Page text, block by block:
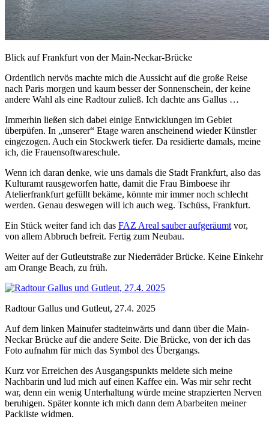
Blick auf Frankfurt von der Main-Neckar-Brücke
Ordentlich nervös machte mich die Aussicht auf die große Reise
nach Paris morgen und kaum besser der Sonnenschein, der keine
andere Wahl als eine Radtour zuließ. Ich dachte ans Gallus …
Immerhin ließen sich dabei einige Entwicklungen im Gebiet
überpüfen. In „unserer“ Etage waren anscheinend wieder Künstler
eingezogen. Auch ein Stockwerk tiefer. Da residierte damals, meine
ich, die Frauensoftwareschule.
Wenn ich daran denke, wie uns damals die Stadt Frankfurt, also das
Kulturamt rausgeworfen hatte, damit die Frau Bimboese ihr
Atelierfrankfurt gefüllt bekäme, könnte mir immer noch schlecht
werden. Genau deswegen will ich auch weg. Tschüss, Frankfurt.
Ein Stück weiter fand ich das FAZ Areal sauber aufgeräumt vor,
von allem Abbruch befreit. Fertig zum Neubau.
Weiter auf der Gutleutstraße zur Niederräder Brücke. Keine Einkehr
am Orange Beach, zu früh.
Radtour Gallus und Gutleut, 27.4. 2025
Auf dem linken Mainufer stadteinwärts und dann über die Main-
Neckar Brücke auf die andere Seite. Die Brücke, von der ich das
Foto aufnahm für mich das Symbol des Übergangs.
Kurz vor Erreichen des Ausgangspunkts meldete sich meine
Nachbarin und lud mich auf einen Kaffee ein. Was mir sehr recht
war, denn ein wenig Unterhaltung würde meine strapzierten Nerven
beruhigen. Später konnte ich mich dann dem Abarbeiten meiner
Packliste widmen.